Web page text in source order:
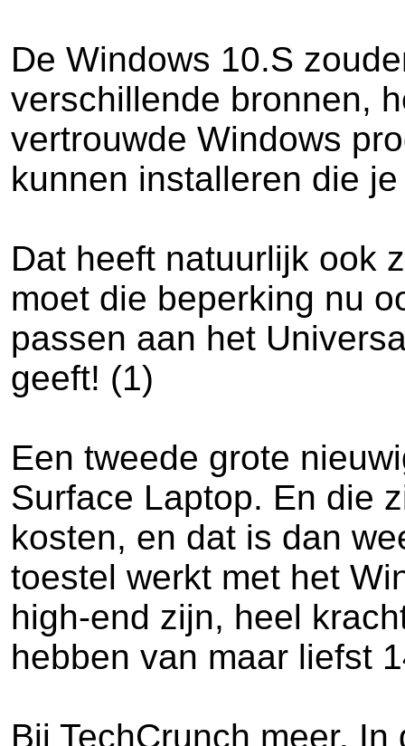
De Windows 10.S
verschillende bronnen,
vertrouwde Windows
kunnen installeren die
Dat heeft natuurlijk ook
moet die beperking nu
passen aan het
geeft! (1)
Een tweede grote
Surface Laptop. En die
kosten, en dat is dan
toestel werkt met het
high-end zijn, heel
hebben van maar liefst
Bij TechCrunch meer.